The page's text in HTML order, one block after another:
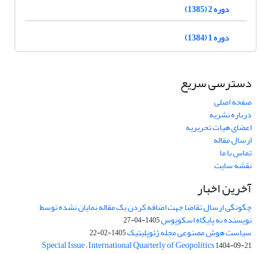
دوره 2 (1385)
دوره 1 (1384)
دسترسی سریع
صفحه اصلی
درباره نشریه
اعضای هیات تحریریه
ارسال مقاله
تماس با ما
نقشه سایت
آخرین اخبار
چگونگی ارسال تقاضا جهت اضافه کردن یک مقاله نمایان نشده توسط
نویسنده به پایگاه اسکوپوس1405-04-27
سیاست هوش مصنوعی مجله ژئوپلیتیک1405-02-22
Special Issue – International Quarterly of Geopolitics1404-09-21